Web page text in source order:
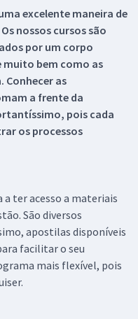
excelente maneira de
nossos cursos são
por um corpo
muito bem como as
as
a frente da
pois cada
os processos
a ter acesso a materiais
São diversos
apostilas disponíveis
facilitar o seu
mais flexível, pois